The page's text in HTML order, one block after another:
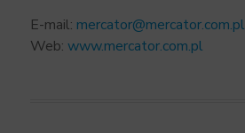
E-mail: mercator@mercator.com.pl
Web: www.mercator.com.pl